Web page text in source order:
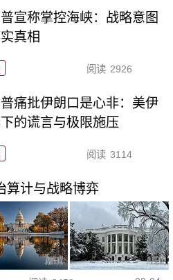
宣称掌控海峡：战略意图
真相
阅读 2926
痛批伊朗口是心非：美伊
的谎言与极限施压
阅读 3114
算计与战略博弈